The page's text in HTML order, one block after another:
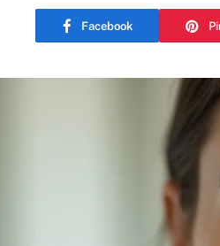
Facebook